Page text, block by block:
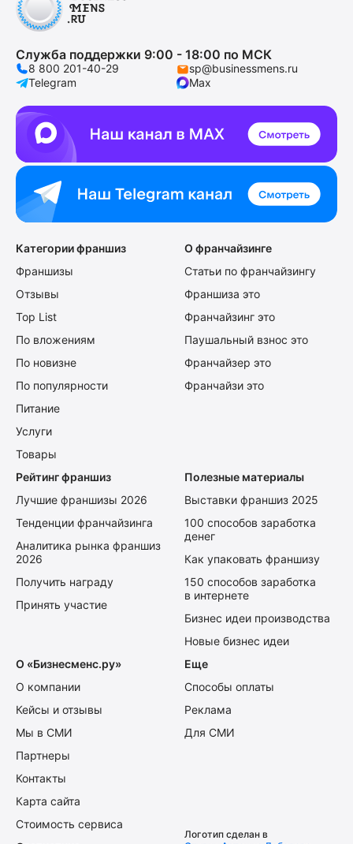
Служба поддержки 9:00 - 18:00 по МСК
8 800 201-40-29
sp@businessmens.ru
Telegram
Max
Категории франшиз
Франшизы
Отзывы
Top List
По вложениям
По новизне
По популярности
Питание
Услуги
Товары
О франчайзинге
Статьи по франчайзингу
Франшиза это
Франчайзинг это
Паушальный взнос это
Франчайзер это
Франчайзи это
Рейтинг франшиз
Лучшие франшизы 2026
Тенденции франчайзинга
Аналитика рынка франшиз
2026
Получить награду
Принять участие
Полезные материалы
Выставки франшиз 2025
100 способов заработка
денег
Как упаковать франшизу
150 способов заработка
в интернете
Бизнес идеи производства
Новые бизнес идеи
О «Бизнесменс.ру»
О компании
Кейсы и отзывы
Мы в СМИ
Партнеры
Контакты
Карта сайта
Стоимость сервиса
Еще
Способы оплаты
Реклама
Для СМИ
Логотип сделан в